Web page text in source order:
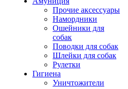
Прочие аксессуары
Намордники
Ошейники для
собак
Поводки для собак
Шлейки для собак
Рулетки
Гигиена
Уничтожители